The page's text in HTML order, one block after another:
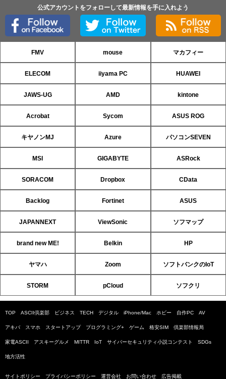
公式アカウントをフォローして最新情報を手に入れよう
FMV mouse マカフィー
ELECOM iiyama PC HUAWEI
JAWS-UG AMD kintone
Acrobat Sycom ASUS ROG
キヤノンMJ Azure パソコンSEVEN
MSI GIGABYTE ASRock
SORACOM Dropbox CData
Backlog Fortinet ASUS
JAPANNEXT ViewSonic ソフマップ
brand new ME! Belkin HP
ヤマハ Zoom ソフトバンクのIoT
STORM pCloud ソフクリ
TOP ASCII倶楽部 ビジネス TECH デジタル iPhone/Mac ホビー 自作PC AV
アキバ スマホ スタートアップ プログラミング+ ゲーム 格安SIM 倶楽部情報局
家電ASCII アスキーグルメ MITTR IoT サイバーセキュリティ小説コンテスト SDGs
地方活性
サイトポリシー プライバシーポリシー 運営会社 お問い合わせ 広告掲載